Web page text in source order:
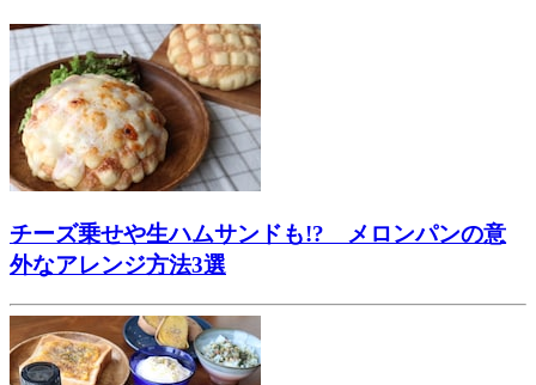
チーズ乗せや生ハムサンドも!? メロンパンの意
外なアレンジ方法3選